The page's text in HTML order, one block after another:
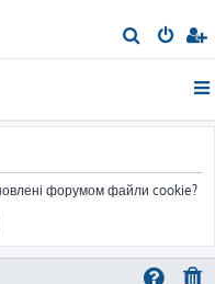
о
форумом файли cookie?